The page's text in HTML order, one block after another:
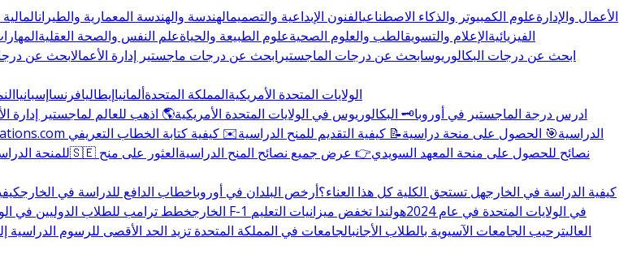
الأعمال والإدارةعلوم الكمبيوتر والذكاء الاصطناعيالفنون الإبداعية والتصميمالهندسة والهندسة المعمارية والطيران
الفيزيائيةالإعلام والتسويقالطب والعلوم الصحيةعلوم الطبيعة والحياةعلم النفس والصحة العقلية
ابحث عن درجات البكالوريوسابحث عن درجات الماجستير ابحث عن درجات ماجستير إدارة الأعمالابحث عن
الولايات المتحدة الأمريكيةالمملكة المتحدةألمانياإيطاليافرنساإسبانيا
🏛️ ادرس درجة الماجستير في أوروبا🗝️ البكالوريوس في الولايات المتحدة الأمريكية🌎 اذهب للعالم لماجستير إدارة
👉 المزيد عن منح educations.com الدراسية🎯 الحصول على منحة دراسية📝 كيفية التقديم للمنح الدراسية✉️ كيفية كتابة الخطاب التعريفي
للمنحة
🇸🇪 نصائح للحصول على منحة المعهد السويدي👉 عرض جميع نصائح المنح الدراسيةالعثور على منح
كيفية الدراسة في الخارجهل تستحق الكلية كل هذا العناء؟أرخص البلدان في أوروباخطاب الدافع للدراسة في الخارج
الخارجخطط ترامب للطلاب الدوليين في تغييرات سياسة تأشيرة F-1 في الولايات المتحدة في عام 2024
هولندا تخفض ميزانيات التعليم
العاليترحيب الجامعات الآسيوية بالطلاب الأجانبالجامعات في المملكة المتحدة تزيد الحد الأقصى للرسوم الدراسية إلى 9535 جنيهًا